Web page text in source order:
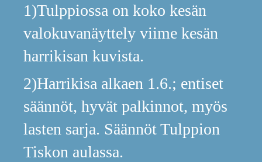
1)Tulppiossa on koko kesän
valokuvanäyttely viime kesän
harrikisan kuvista.
2)Harrikisa alkaen 1.6.; entiset
säännöt, hyvät palkinnot, myös
lasten sarja. Säännöt Tulppion
Tiskon aulassa.